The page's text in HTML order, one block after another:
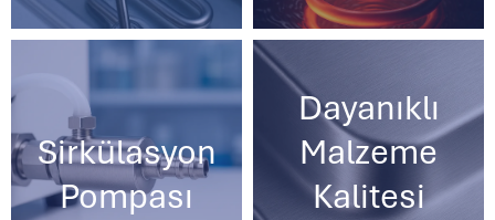
Sirkülasyon
Pompası
Dayanıklı
Malzeme
Kalitesi